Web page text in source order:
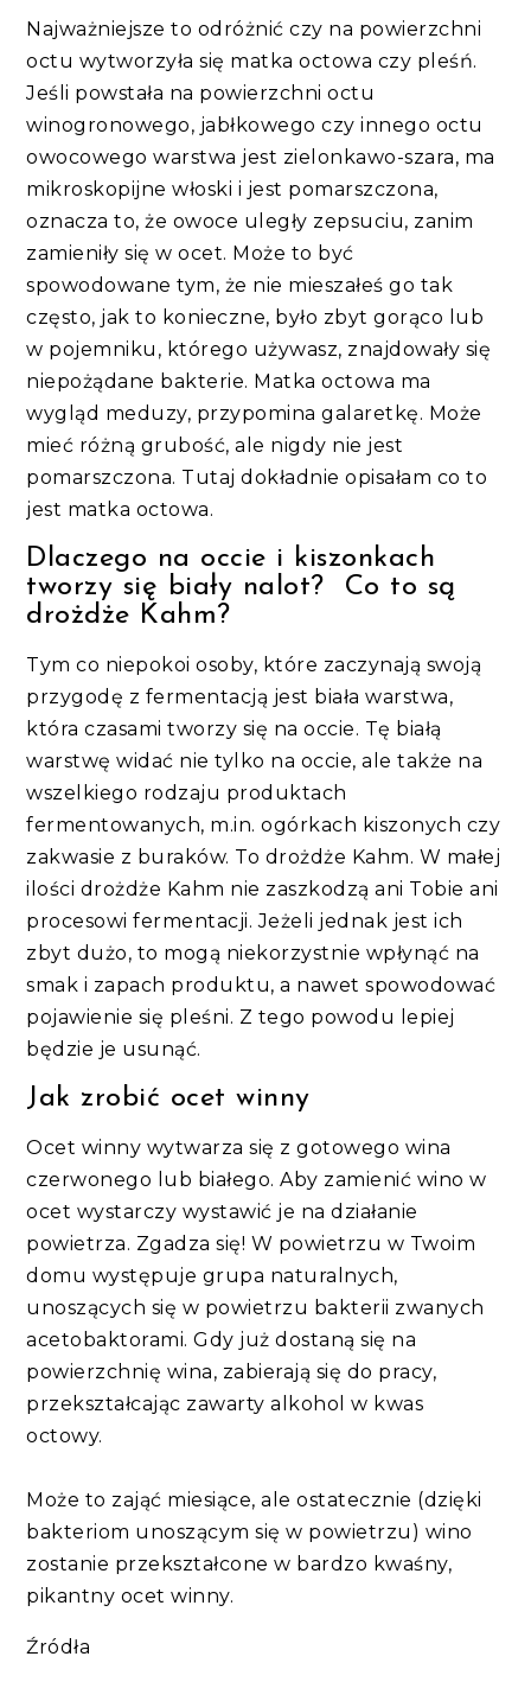
Najważniejsze to odróżnić czy na powierzchni
octu wytworzyła się matka octowa czy pleśń.
Jeśli powstała na powierzchni octu
winogronowego, jabłkowego czy innego octu
owocowego warstwa jest zielonkawo-szara, ma
mikroskopijne włoski i jest pomarszczona,
oznacza to, że owoce uległy zepsuciu, zanim
zamieniły się w ocet. Może to być
spowodowane tym, że nie mieszałeś go tak
często, jak to konieczne, było zbyt gorąco lub
w pojemniku, którego używasz, znajdowały się
niepożądane bakterie. Matka octowa ma
wygląd meduzy, przypomina galaretkę. Może
mieć różną grubość, ale nigdy nie jest
pomarszczona. Tutaj dokładnie opisałam co to
jest matka octowa.
Dlaczego na occie i kiszonkach
tworzy się biały nalot? Co to są
drożdże Kahm?
Tym co niepokoi osoby, które zaczynają swoją
przygodę z fermentacją jest biała warstwa,
która czasami tworzy się na occie. Tę białą
warstwę widać nie tylko na occie, ale także na
wszelkiego rodzaju produktach
fermentowanych, m.in. ogórkach kiszonych czy
zakwasie z buraków. To drożdże Kahm. W małej
ilości drożdże Kahm nie zaszkodzą ani Tobie ani
procesowi fermentacji. Jeżeli jednak jest ich
zbyt dużo, to mogą niekorzystnie wpłynąć na
smak i zapach produktu, a nawet spowodować
pojawienie się pleśni. Z tego powodu lepiej
będzie je usunąć.
Jak zrobić ocet winny
Ocet winny wytwarza się z gotowego wina
czerwonego lub białego. Aby zamienić wino w
ocet wystarczy wystawić je na działanie
powietrza. Zgadza się! W powietrzu w Twoim
domu występuje grupa naturalnych,
unoszących się w powietrzu bakterii zwanych
acetobaktorami. Gdy już dostaną się na
powierzchnię wina, zabierają się do pracy,
przekształcając zawarty alkohol w kwas
octowy.
Może to zająć miesiące, ale ostatecznie (dzięki
bakteriom unoszącym się w powietrzu) ​​wino
zostanie przekształcone w bardzo kwaśny,
pikantny ocet winny.
Źródła